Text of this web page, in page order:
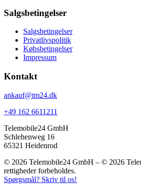
Salgsbetingelser
Salgsbetingelser
Privatlivspolitik
Købsbetingelser
Impressum
Kontakt
ankauf@tm24.dk
+49 162 6611211
Telemobile24 GmbH
Schlehenweg 16
65321 Heidenrod
© 2026 Telemobile24 GmbH – © 2026
rettigheder forbeholdes.
Spørgsmål? Skriv til os!